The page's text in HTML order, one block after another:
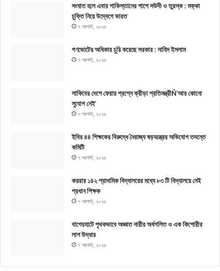
সংঘাত হলে এবার পাকিস্তানের পাশে সউদী ও তুরস্ক : মক্কা
চুক্তি নিয়ে উদ্বেগে ভারত
৭ আগস্ট, ২০২৬
গণভোটের অধিকার চুরি করেছে সরকার : নাহিদ ইসলাম
৭ আগস্ট, ২০২৬
সাকিবের দেশে ফেরার প্রশ্নে ক্রীড়া প্রতিমন্ত্রীÑ‘আর কোনো
সুযোগ নেই’
৭ আগস্ট, ২০২৬
ইবির ৪৪ শিক্ষকের বিরুদ্ধে নৈরাজ্য ষড়যন্ত্রের অভিযোগ তদন্তে
কমিটি
৭ আগস্ট, ২০২৬
কয়রার ১৪২ প্রাথমিক বিদ্যালয়ের মধ্যে ৮৩ টি বিদ্যালয়ে নেই
প্রধান শিক্ষক
৭ আগস্ট, ২০২৬
বাগেরহাটে পৃথকভাবে অজ্ঞাত নারীর অর্ধগলিত ও এক কিশোরীর
লাশ উদ্ধার
৭ আগস্ট, ২০২৬